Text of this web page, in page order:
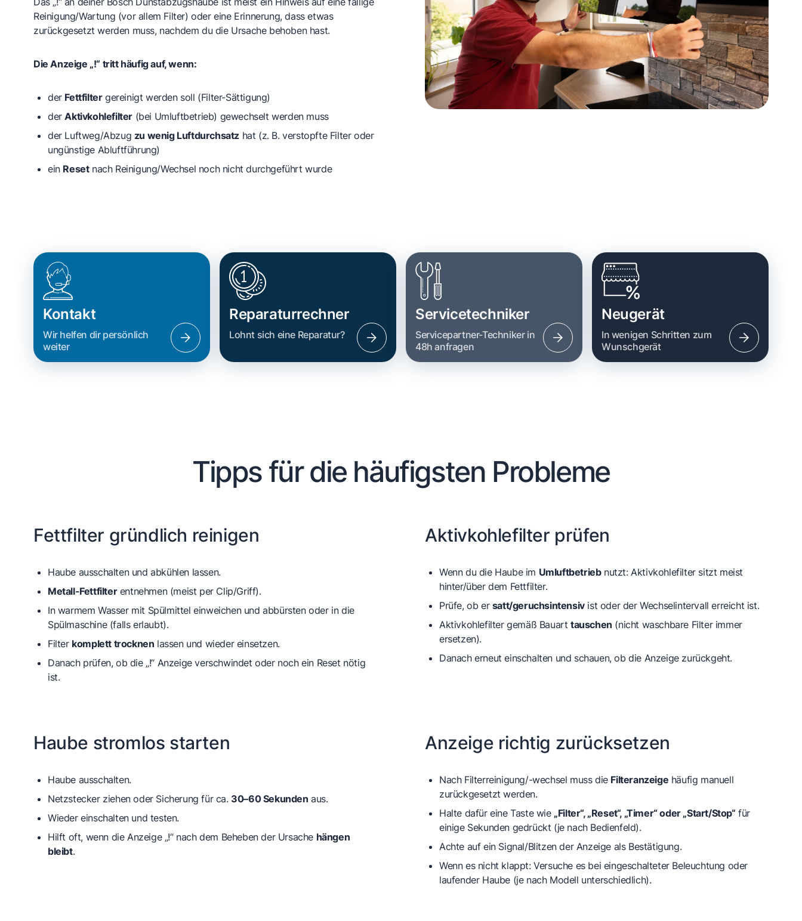
Reinigung/Wartung (vor allem Filter) oder eine Erinnerung, dass etwas
zurückgesetzt werden muss, nachdem du die Ursache behoben hast.
Die Anzeige „!“ tritt häufig auf, wenn:
der Fettfiltergereinigt werden soll (Filter-Sättigung)
derAktivkohlefilter (bei Umluftbetrieb) gewechselt werden muss
der Luftweg/Abzug zu wenig Luftdurchsatz hat (z. B. verstopfte Filter oder
ungünstige Abluftführung)
ein Resetnach Reinigung/Wechsel noch nicht durchgeführt wurde
Kontakt
Wir helfen dir persönlich
weiter
Reparaturrechner
Lohnt sich eine Reparatur?
Servicetechniker
Servicepartner-Techniker in
48h anfragen
Neugerät
In wenigen Schritten zum
Wunschgerät
Tipps für die häufigsten Probleme
Fettfilter gründlich reinigen
Haube ausschalten und abkühlen lassen.
Metall-Fettfilterentnehmen (meist per Clip/Griff).
In warmem Wasser mit Spülmittel einweichen und abbürsten oder in die
Spülmaschine (falls erlaubt).
Filter komplett trocknen lassen und wieder einsetzen.
Danach prüfen, ob die „!“ Anzeige verschwindet oder noch ein Reset nötig
ist.
Aktivkohlefilter prüfen
Wenn du die Haube im Umluftbetriebnutzt: Aktivkohlefilter sitzt meist
hinter/über dem Fettfilter.
Prüfe, ob er satt/geruchsintensivist oder der Wechselintervall erreicht ist.
Aktivkohlefilter gemäß Bauart tauschen (nicht waschbare Filter immer
ersetzen).
Danach erneut einschalten und schauen, ob die Anzeige zurückgeht.
Haube stromlos starten
Haube ausschalten.
Netzstecker ziehen oder Sicherung für ca. 30–60 Sekunden aus.
Wieder einschalten und testen.
Hilft oft, wenn die Anzeige „!“ nach dem Beheben der Ursache hängen
bleibt.
Anzeige richtig zurücksetzen
Nach Filterreinigung/-wechsel muss die Filteranzeige häufig manuell
zurückgesetzt werden.
Halte dafür eine Taste wie „Filter“, „Reset“, „Timer“ oder „Start/Stop“für
einige Sekunden gedrückt (je nach Bedienfeld).
Achte auf ein Signal/Blitzen der Anzeige als Bestätigung.
Wenn es nicht klappt: Versuche es bei eingeschalteter Beleuchtung oder
laufender Haube (je nach Modell unterschiedlich).